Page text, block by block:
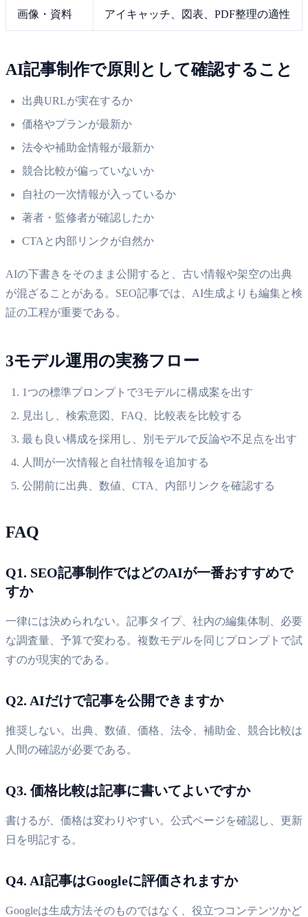
画像・資料 アイキャッチ、図表、PDF整理の適性
AI記事制作で原則として確認すること
出典URLが実在するか
価格やプランが最新か
法令や補助金情報が最新か
競合比較が偏っていないか
自社の一次情報が入っているか
著者・監修者が確認したか
CTAと内部リンクが自然か
AIの下書きをそのまま公開すると、古い情報や架空の出典
が混ざることがある。SEO記事では、AI生成よりも編集と検
証の工程が重要である。
3モデル運用の実務フロー
1つの標準プロンプトで3モデルに構成案を出す
見出し、検索意図、FAQ、比較表を比較する
最も良い構成を採用し、別モデルで反論や不足点を出す
人間が一次情報と自社情報を追加する
公開前に出典、数値、CTA、内部リンクを確認する
FAQ
Q1. SEO記事制作ではどのAIが一番おすすめで
すか
一律には決められない。記事タイプ、社内の編集体制、必要
な調査量、予算で変わる。複数モデルを同じプロンプトで試
すのが現実的である。
Q2. AIだけで記事を公開できますか
推奨しない。出典、数値、価格、法令、補助金、競合比較は
人間の確認が必要である。
Q3. 価格比較は記事に書いてよいですか
書けるが、価格は変わりやすい。公式ページを確認し、更新
日を明記する。
Q4. AI記事はGoogleに評価されますか
Googleは生成方法そのものではなく、役立つコンテンツかど